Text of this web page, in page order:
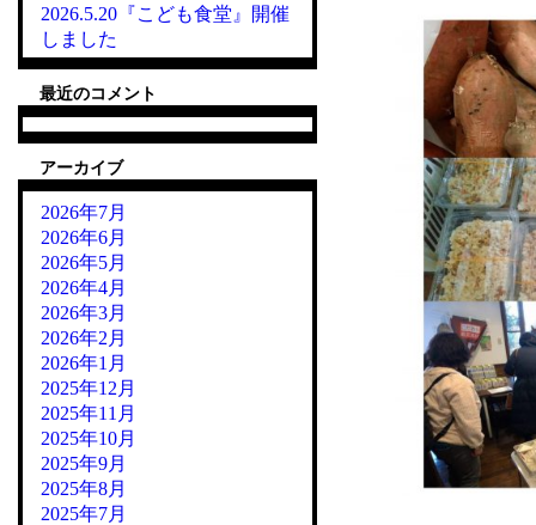
2026.5.20『こども食堂』開催
しました
最近のコメント
アーカイブ
2026年7月
2026年6月
2026年5月
2026年4月
2026年3月
2026年2月
2026年1月
2025年12月
2025年11月
2025年10月
2025年9月
2025年8月
2025年7月